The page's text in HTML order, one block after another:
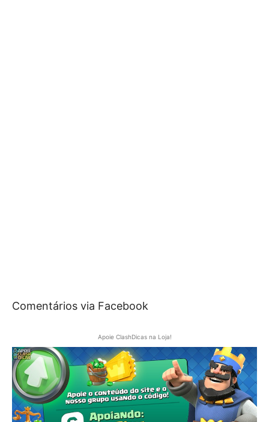
Comentários via Facebook
Apoie ClashDicas na Loja!